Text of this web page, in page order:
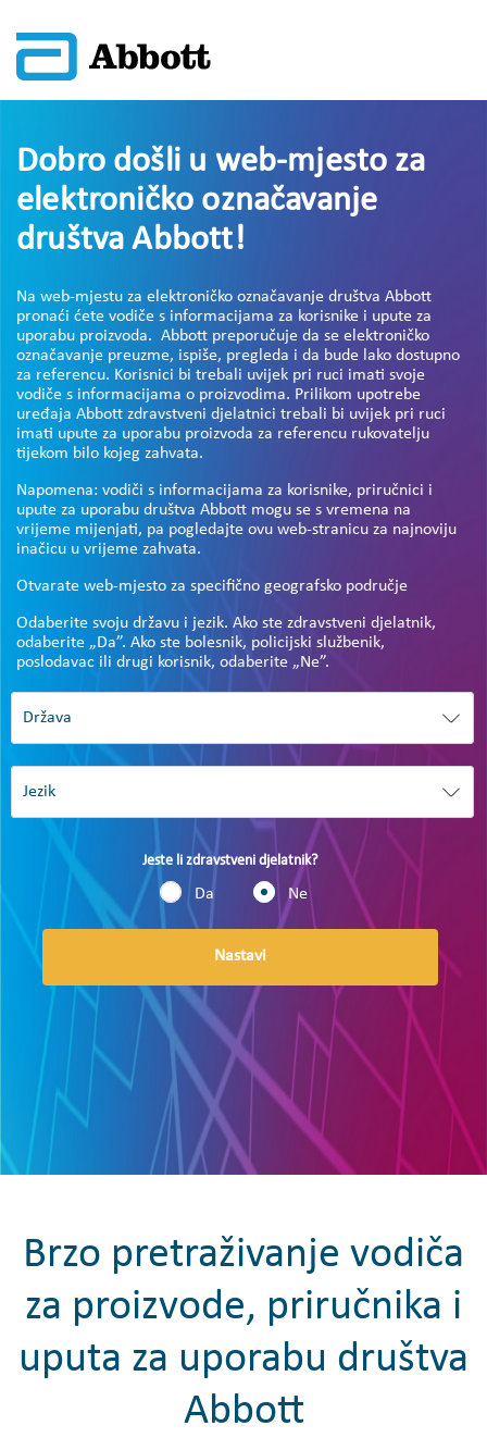
Dobro došli u web-mjesto za
elektroničko označavanje
društva Abbott!
Na web-mjestu za elektroničko označavanje društva Abbott
pronaći ćete vodiče s informacijama za korisnike i upute za
uporabu proizvoda. Abbott preporučuje da se elektroničko
označavanje preuzme, ispiše, pregleda i da bude lako dostupno
za referencu. Korisnici bi trebali uvijek pri ruci imati svoje
vodiče s informacijama o proizvodima. Prilikom upotrebe
uređaja Abbott zdravstveni djelatnici trebali bi uvijek pri ruci
imati upute za uporabu proizvoda za referencu rukovatelju
tijekom bilo kojeg zahvata.
Napomena: vodiči s informacijama za korisnike, priručnici i
upute za uporabu društva Abbott mogu se s vremena na
vrijeme mijenjati, pa pogledajte ovu web-stranicu za najnoviju
inačicu u vrijeme zahvata.
Otvarate web-mjesto za specifično geografsko područje
Odaberite svoju državu i jezik. Ako ste zdravstveni djelatnik,
odaberite „Da”. Ako ste bolesnik, policijski službenik,
poslodavac ili drugi korisnik, odaberite „Ne”.
Jeste li zdravstveni djelatnik?
Da Ne
Nastavi
Brzo pretraživanje vodiča
za proizvode, priručnika i
uputa za uporabu društva
Abbott